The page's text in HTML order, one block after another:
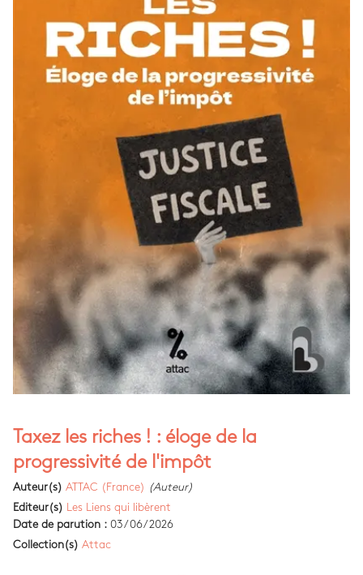
Taxez les riches ! : éloge de la
progressivité de l'impôt
Auteur(s) ATTAC (France)
(Auteur)
Editeur(s)
Les Liens qui libèrent
Date de parution : 03/06/2026
Collection(s) Attac